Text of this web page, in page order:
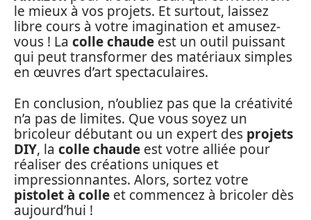
le mieux à vos projets. Et surtout, laissez
libre cours à votre imagination et amusez-
vous ! La colle chaude est un outil puissant
qui peut transformer des matériaux simples
en œuvres d’art spectaculaires.
En conclusion, n’oubliez pas que la créativité
n’a pas de limites. Que vous soyez un
bricoleur débutant ou un expert des projets
DIY, la colle chaude est votre alliée pour
réaliser des créations uniques et
impressionnantes. Alors, sortez votre
pistolet à colle et commencez à bricoler dès
aujourd’hui !